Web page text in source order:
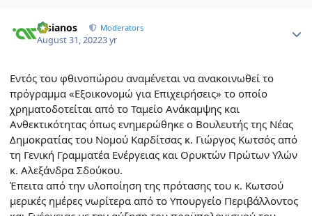
atsianos Moderators
August 31, 20223 yr
Εντός του φθινοπώρου αναμένεται να ανακοινωθεί το
πρόγραμμα «Εξοικονομώ για Επιχειρήσεις» το οποίο
χρηματοδοτείται από το Ταμείο Ανάκαμψης και
Ανθεκτικότητας όπως ενημερώθηκε ο Βουλευτής της Νέας
Δημοκρατίας του Νομού Καρδίτσας κ. Γιώργος Κωτσός από
τη Γενική Γραμματέα Ενέργειας και Ορυκτών Πρώτων Υλών
κ. Αλεξάνδρα Σδούκου.
Έπειτα από την υλοποίηση της πρότασης του κ. Κωτσού
μερικές ημέρες νωρίτερα από το Υπουργείο Περιβάλλοντος